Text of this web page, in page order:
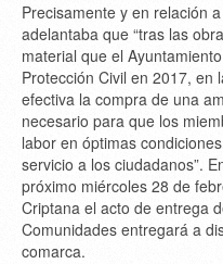
Precisamente y en relación
adelantaba que “tras las
material que el
Protección Civil en 2017, en
efectiva la compra de una
necesario para que los
labor en óptimas
servicio a los ciudadanos”.
próximo miércoles 28 de
Criptana el acto de entrega
Comunidades entregará a
comarca.